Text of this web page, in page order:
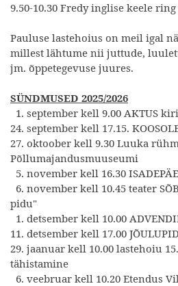
9.50-10.30 Fredy inglise keele ring
Pauluse lastehoius on meil igal
millest lähtume nii juttude,
jm. õppetegevuse juures.
SÜNDMUSED 2025/2026
1. september kell 9.00 AKTUS
24. september kell 17.15.
27. oktoober kell 9.30 Luuka
Põllumajandusmuuseumi
5. november kell 16.30
6. november kell 10.45 teater
pidu"
1. detsember kell 10.00
11. detsember kell 17.00
29. jaanuar kell 10.00 lastehoiu
tähistamine
6. veebruar kell 10.20 Etendus